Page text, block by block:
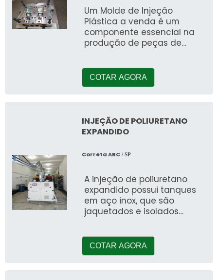
Um Molde de Injeção
Plástica a venda é um
componente essencial na
produção de peças de
COTAR AGORA
INJEÇÃO DE POLIURETANO
EXPANDIDO
Correta ABC/ SP
A injeção de poliuretano
expandido possui tanques
em aço inox, que são
jaquetados e isolados
COTAR AGORA